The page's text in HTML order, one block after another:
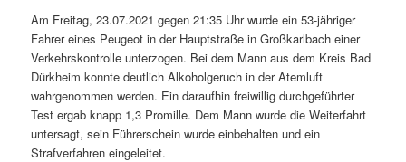
Am Freitag, 23.07.2021 gegen 21:35 Uhr wurde ein 53-jähriger
Fahrer eines Peugeot in der Hauptstraße in Großkarlbach einer
Verkehrskontrolle unterzogen. Bei dem Mann aus dem Kreis Bad
Dürkheim konnte deutlich Alkoholgeruch in der Atemluft
wahrgenommen werden. Ein daraufhin freiwillig durchgeführter
Test ergab knapp 1,3 Promille. Dem Mann wurde die Weiterfahrt
untersagt, sein Führerschein wurde einbehalten und ein
Strafverfahren eingeleitet.